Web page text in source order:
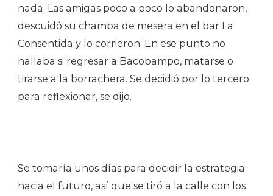
nada. Las amigas poco a poco lo abandonaron,
descuidó su chamba de mesera en el bar La
Consentida y lo corrieron. En ese punto no
hallaba si regresar a Bacobampo, matarse o
tirarse a la borrachera. Se decidió por lo tercero;
para reflexionar, se dijo.
Se tomaría unos días para decidir la estrategia
hacia el futuro, así que se tiró a la calle con los